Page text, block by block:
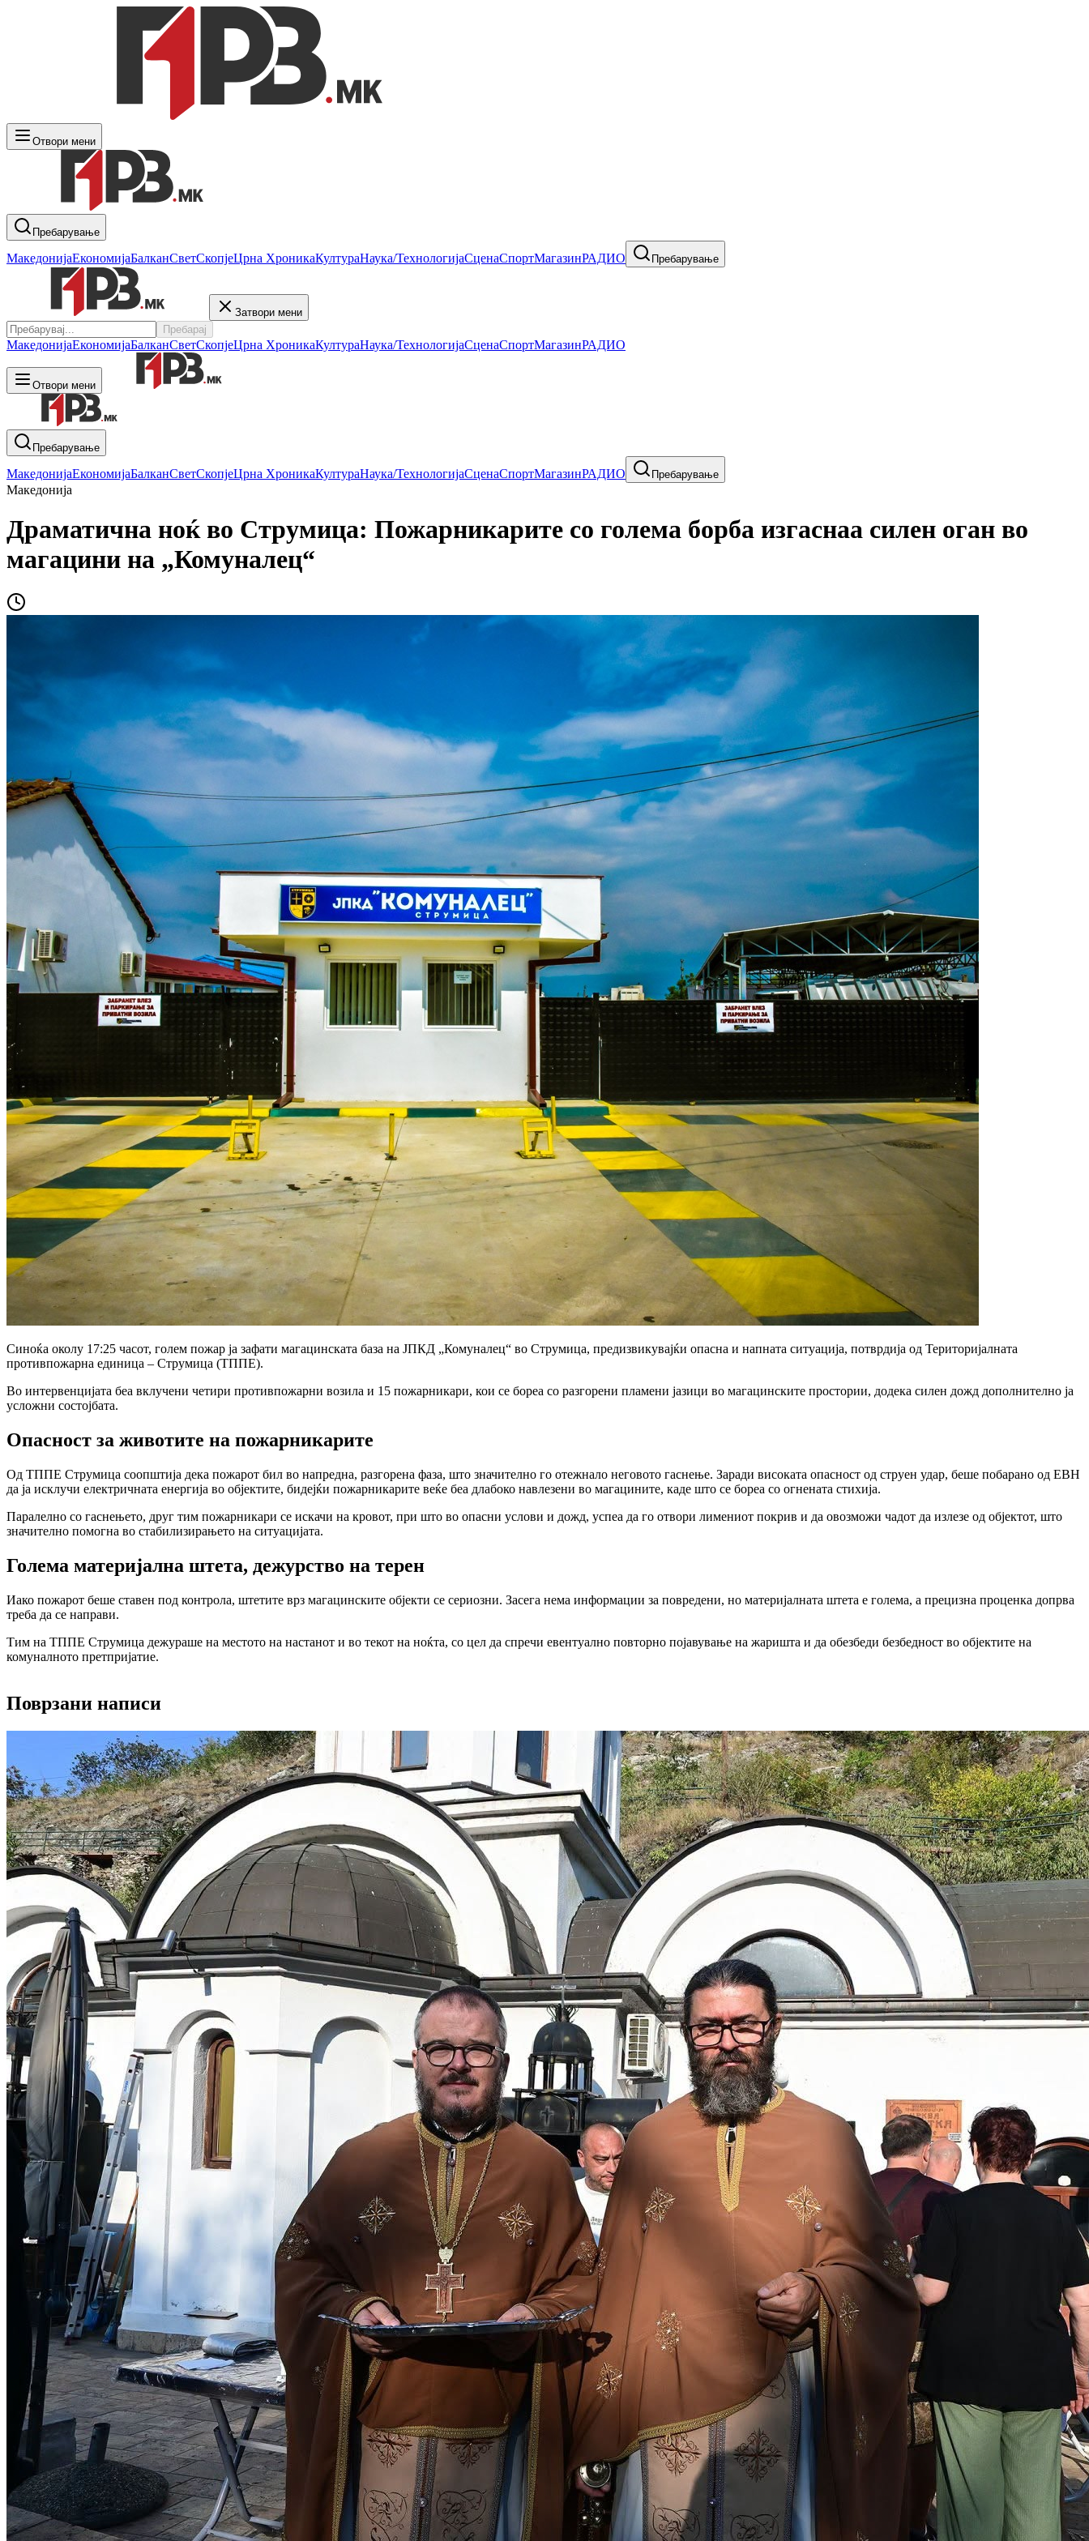
Отвори мени
Пребарување
МакедонијаЕкономијаБалканСветСкопјеЦрна ХроникаКултураНаука/ТехнологијаСценаСпортМагазинРАДИО Пребарување
Затвори мени
Пребарај
МакедонијаЕкономијаБалканСветСкопјеЦрна ХроникаКултураНаука/ТехнологијаСценаСпортМагазинРАДИО
Отвори мени
Пребарување
МакедонијаЕкономијаБалканСветСкопјеЦрна ХроникаКултураНаука/ТехнологијаСценаСпортМагазинРАДИО Пребарување
Македонија
Драматична ноќ во Струмица: Пожарникарите со голема борба изгаснаа силен оган во
магацини на „Комуналец“
Синоќа околу 17:25 часот, голем пожар ја зафати магацинската база на ЈПКД „Комуналец“ во Струмица, предизвикувајќи опасна и напната ситуација, потврдија од Територијалната
противпожарна единица – Струмица (ТППЕ).
Во интервенцијата беа вклучени четири противпожарни возила и 15 пожарникари, кои се бореа со разгорени пламени јазици во магацинските простории, додека силен дожд дополнително ја
усложни состојбата.
Опасност за животите на пожарникарите
Од ТППЕ Струмица соопштија дека пожарот бил во напредна, разгорена фаза, што значително го отежнало неговото гаснење. Заради високата опасност од струен удар, беше побарано од ЕВН
да ја исклучи електричната енергија во објектите, бидејќи пожарникарите веќе беа длабоко навлезени во магацините, каде што се бореа со огнената стихија.
Паралелно со гаснењето, друг тим пожарникари се искачи на кровот, при што во опасни услови и дожд, успеа да го отвори лимениот покрив и да овозможи чадот да излезе од објектот, што
значително помогна во стабилизирањето на ситуацијата.
Голема материјална штета, дежурство на терен
Иако пожарот беше ставен под контрола, штетите врз магацинските објекти се сериозни. Засега нема информации за повредени, но материјалната штета е голема, а прецизна проценка допрва
треба да се направи.
Тим на ТППЕ Струмица дежураше на местото на настанот и во текот на ноќта, со цел да спречи евентуално повторно појавување на жаришта и да обезбеди безбедност во објектите на
комуналното претпријатие.
Поврзани написи